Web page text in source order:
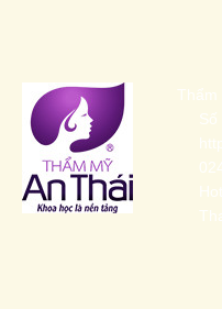
Thẩm